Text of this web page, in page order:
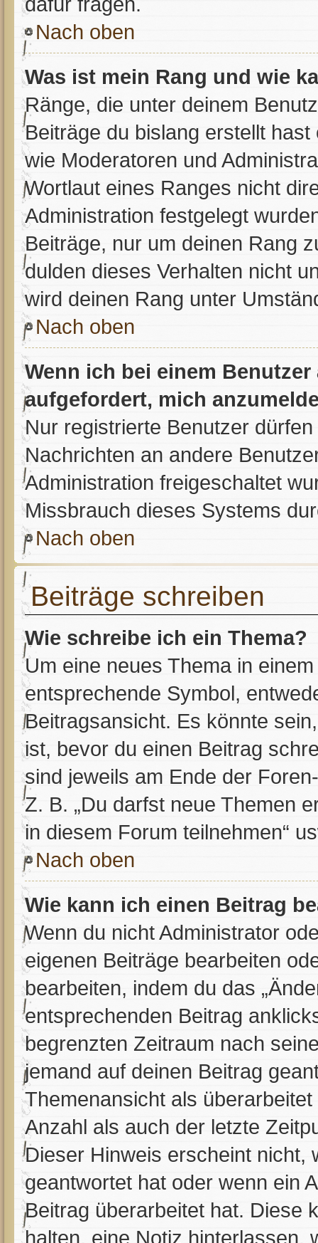
Nach oben
Was ist mein Rang und wie
Ränge, die unter deinem
Beiträge du bislang erstellt
wie Moderatoren und
Wortlaut eines Ranges nicht
Administration festgelegt
Beiträge, nur um deinen Rang
dulden dieses Verhalten nicht
wird deinen Rang unter
Nach oben
Wenn ich bei einem
aufgefordert, mich
Nur registrierte Benutzer
Nachrichten an andere
Administration freigeschaltet
Missbrauch dieses Systems
Nach oben
Beiträge schreiben
Wie schreibe ich ein Thema?
Um eine neues Thema in
entsprechende Symbol,
Beitragsansicht. Es könnte
ist, bevor du einen Beitrag
sind jeweils am Ende der
Z. B. „Du darfst neue Themen
in diesem Forum teilnehmen“
Nach oben
Wie kann ich einen Beitrag
Wenn du nicht Administrator
eigenen Beiträge bearbeiten
bearbeiten, indem du das
entsprechenden Beitrag
begrenzten Zeitraum nach
jemand auf deinen Beitrag
Themenansicht als
Anzahl als auch der letzte
Dieser Hinweis erscheint nicht,
geantwortet hat oder wenn ein
Beitrag überarbeitet hat. Diese
halten, eine Notiz hinterlassen,